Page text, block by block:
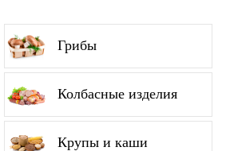
Грибы
Колбасные изделия
Крупы и каши